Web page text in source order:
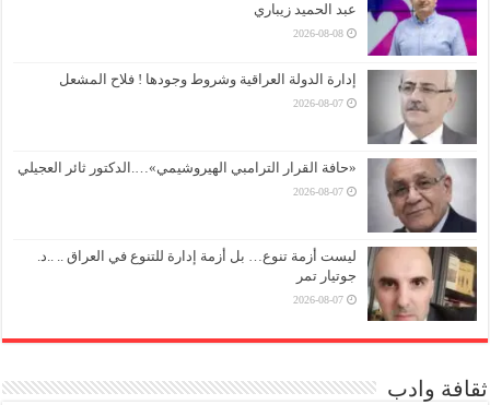
عبد الحميد زيباري
2026-08-08
إدارة الدولة العراقية وشروط وجودها ! فلاح المشعل
2026-08-07
«حافة القرار الترامبي الهيروشيمي»….الدكتور ثائر العجيلي
2026-08-07
ليست أزمة تنوع… بل أزمة إدارة للتنوع في العراق .. ..د.
جوتيار تمر
2026-08-07
ثقافة وادب